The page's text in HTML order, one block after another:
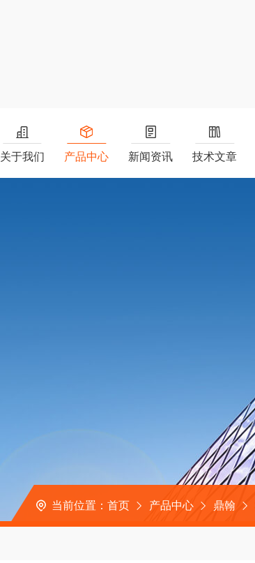
关于我们 产品中心 新闻资讯 技术文章
当前位置： 首页 产品中心 鼎翰